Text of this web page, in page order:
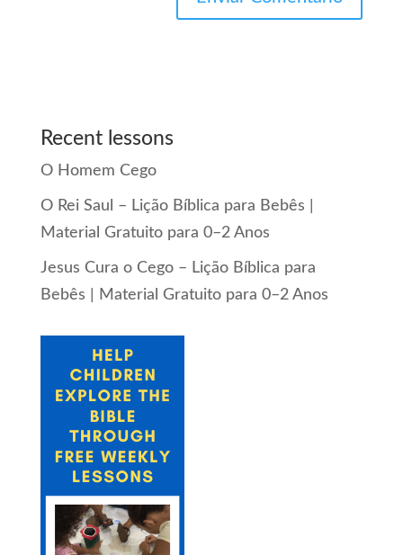
Recent lessons
O Homem Cego
O Rei Saul – Lição Bíblica para Bebês |
Material Gratuito para 0–2 Anos
Jesus Cura o Cego – Lição Bíblica para
Bebês | Material Gratuito para 0–2 Anos